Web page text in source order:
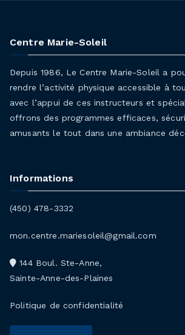
Centre Marie-Soleil
Depuis 1986, Le Centre Marie-Soleil a
rendre l’activité physique accessible à
avec l’appui de ces instructeurs et
offrons des programmes efficaces,
amusants le tout dans une ambiance
Informations
(450) 478-3332
mon.centre.mariesoleil@gmail.com
144 Boul. Ste-Anne,
Sainte-Anne-des-Plaines
Politique de confidentialité